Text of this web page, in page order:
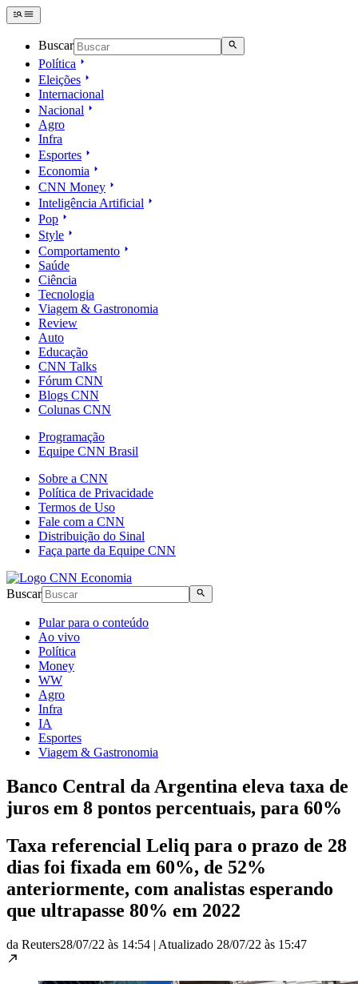
Buscar
Política
Eleições
Internacional
Nacional
Agro
Infra
Esportes
Economia
CNN Money
Inteligência Artificial
Pop
Style
Comportamento
Saúde
Ciência
Tecnologia
Viagem & Gastronomia
Review
Auto
Educação
CNN Talks
Fórum CNN
Blogs CNN
Colunas CNN
Programação
Equipe CNN Brasil
Sobre a CNN
Política de Privacidade
Termos de Uso
Fale com a CNN
Distribuição do Sinal
Faça parte da Equipe CNN
Buscar
Pular para o conteúdo
Ao vivo
Política
Money
WW
Agro
Infra
IA
Esportes
Viagem & Gastronomia
Banco Central da Argentina eleva taxa de
juros em 8 pontos percentuais, para 60%
Taxa referencial Leliq para o prazo de 28
dias foi fixada em 60%, de 52%
anteriormente, com analistas esperando
que ultrapasse 80% em 2022
da Reuters28/07/22 às 14:54 | Atualizado 28/07/22 às 15:47